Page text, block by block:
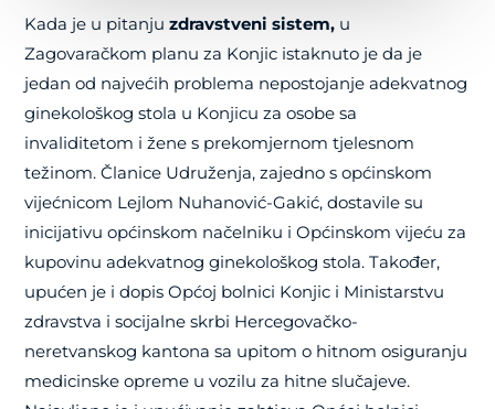
Kada je u pitanjuzdravstveni sistem, u
Zagovaračkom planu za Konjic istaknuto je da je
jedan od najvećih problema nepostojanje adekvatnog
ginekološkog stola u Konjicu za osobe sa
invaliditetom i žene s prekomjernom tjelesnom
težinom. Članice Udruženja, zajedno s općinskom
vijećnicom Lejlom Nuhanović-Gakić, dostavile su
inicijativu općinskom načelniku i Općinskom vijeću za
kupovinu adekvatnog ginekološkog stola. Također,
upućen je i dopis Općoj bolnici Konjic i Ministarstvu
zdravstva i socijalne skrbi Hercegovačko-
neretvanskog kantona sa upitom o hitnom osiguranju
medicinske opreme u vozilu za hitne slučajeve.